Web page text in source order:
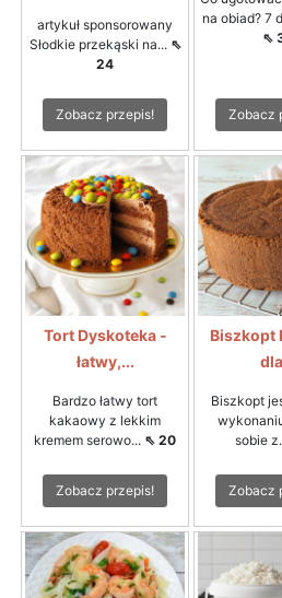
artykuł sponsorowany
Słodkie przekąski na... ⇖
24
Zobacz przepis!
na obiad? 7
⇖
Zobacz
Tort Dyskoteka -
łatwy,...
Bardzo łatwy tort
kakaowy z lekkim
kremem serowo... ⇖ 20
Zobacz przepis!
Biszkopt
Biszkopt
sobie
Zobacz